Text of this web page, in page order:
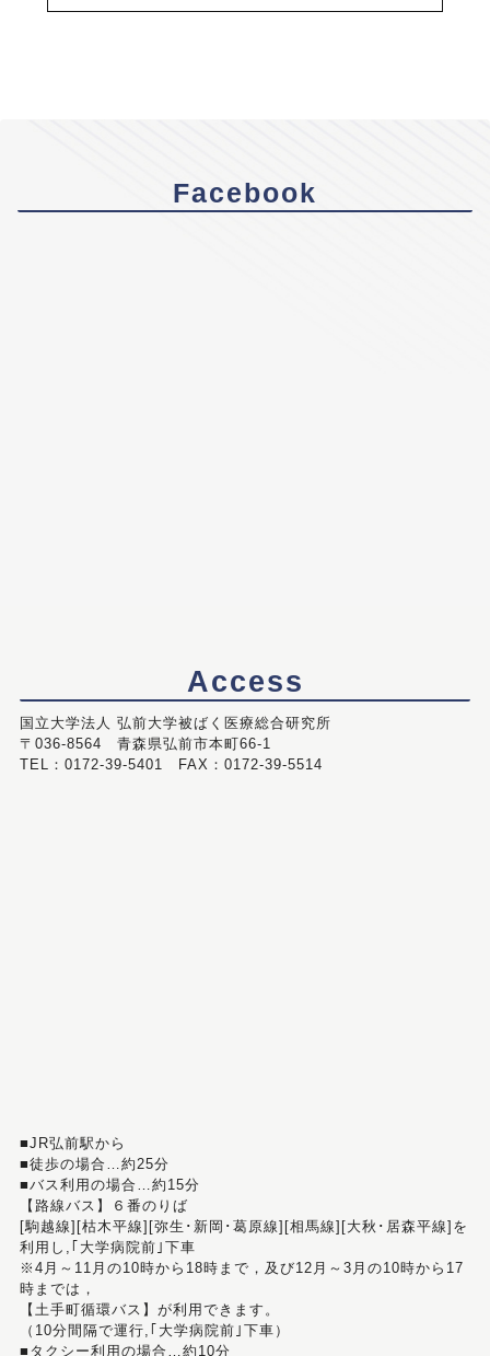
Facebook
Access
国立大学法人 弘前大学被ばく医療総合研究所
〒036-8564 青森県弘前市本町66-1
TEL：0172-39-5401 FAX：0172-39-5514
■JR弘前駅から
■徒歩の場合…約25分
■バス利用の場合…約15分
【路線バス】６番のりば
[駒越線][枯木平線][弥生･新岡･葛原線][相馬線][大秋･居森平線]を
利用し,｢大学病院前｣下車
※4月～11月の10時から18時まで，及び12月～3月の10時から17
時までは，
【土手町循環バス】が利用できます。
（10分間隔で運行,｢大学病院前｣下車）
■タクシー利用の場合…約10分